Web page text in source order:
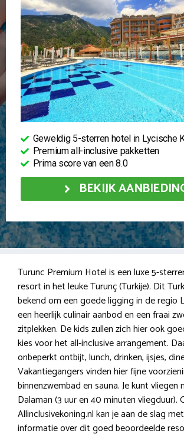
Geweldig 5-sterren hotel in Lycische
Premium all-inclusive pakketten
Prima score van een 8.0
BEKIJK
Turunc Premium Hotel is een luxe 5-
resort in het leuke Turunç (Turkije). Dit
bekend om een goede ligging in de regio
een heerlijk culinair aanbod en een fraai
zitplekken. De kids zullen zich hier ook
kies voor het all-inclusive arrangement.
onbeperkt ontbijt, lunch, drinken, ijsjes,
Vakantiegangers vinden hier fijne
binnenzwembad en sauna. Je kunt vliegen
Dalaman (3 uur en 40 minuten vliegduur).
Allinclusivekoning.nl kan je aan de slag
informatie over dit goed beoordeelde